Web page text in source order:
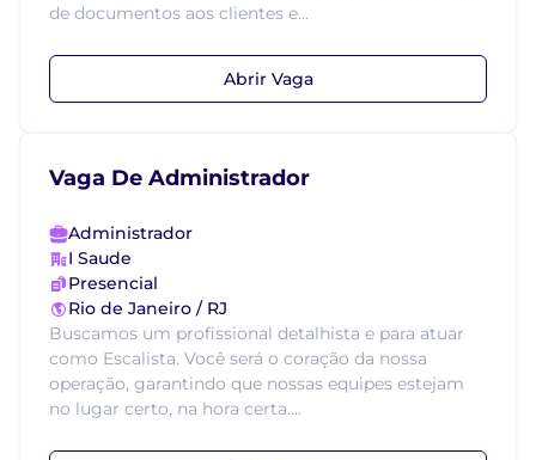
de documentos aos clientes e...
Abrir Vaga
Vaga De Administrador
Administrador
I Saude
Presencial
Rio de Janeiro / RJ
Buscamos um profissional detalhista e para atuar
como Escalista. Você será o coração da nossa
operação, garantindo que nossas equipes estejam
no lugar certo, na hora certa....